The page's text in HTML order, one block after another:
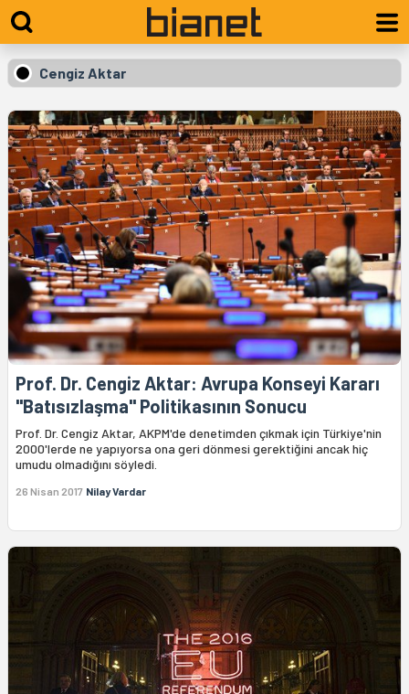
Cengiz Aktar
Prof. Dr. Cengiz Aktar: Avrupa Konseyi Kararı
"Batısızlaşma" Politikasının Sonucu
Prof. Dr. Cengiz Aktar, AKPM'de denetimden çıkmak için Türkiye'nin
2000'lerde ne yapıyorsa ona geri dönmesi gerektiğini ancak hiç
umudu olmadığını söyledi.
26 Nisan 2017 Nilay Vardar